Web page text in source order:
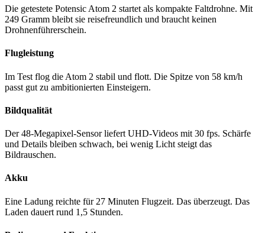
Die getestete Potensic Atom 2 startet als kompakte Faltdrohne. Mit
249 Gramm bleibt sie reisefreundlich und braucht keinen
Drohnenführerschein.
Flugleistung
Im Test flog die Atom 2 stabil und flott. Die Spitze von 58 km/h
passt gut zu ambitionierten Einsteigern.
Bildqualität
Der 48-Megapixel-Sensor liefert UHD-Videos mit 30 fps. Schärfe
und Details bleiben schwach, bei wenig Licht steigt das
Bildrauschen.
Akku
Eine Ladung reichte für 27 Minuten Flugzeit. Das überzeugt. Das
Laden dauert rund 1,5 Stunden.